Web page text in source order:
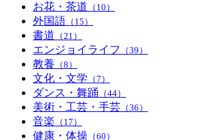
お花・茶道 （10）
外国語 （15）
書道 （21）
エンジョイライフ （39）
教養 （8）
文化・文学 （7）
ダンス・舞踊 （44）
美術・工芸・手芸 （36）
音楽 （17）
健康・体操 （60）